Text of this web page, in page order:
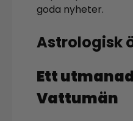
goda nyheter.
Astrologisk
Ett
Vattumän